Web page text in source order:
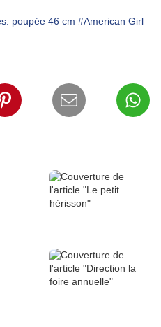
poupée 46 cm #American Girl